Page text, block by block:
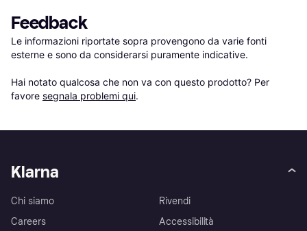
Feedback
Le informazioni riportate sopra provengono da varie fonti
esterne e sono da considerarsi puramente indicative.
Hai notato qualcosa che non va con questo prodotto? Per
favore segnala problemi qui.
Klarna
Chi siamo
Careers
Rivendi
Accessibilità